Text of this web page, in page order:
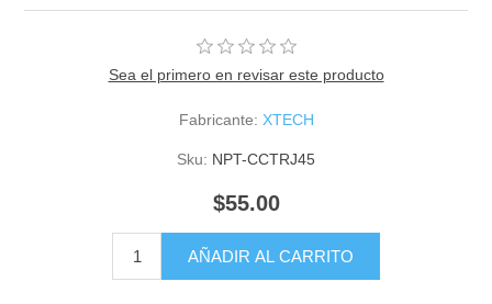
Sea el primero en revisar este producto
Fabricante: XTECH
Sku: NPT-CCTRJ45
$55.00
AÑADIR AL CARRITO